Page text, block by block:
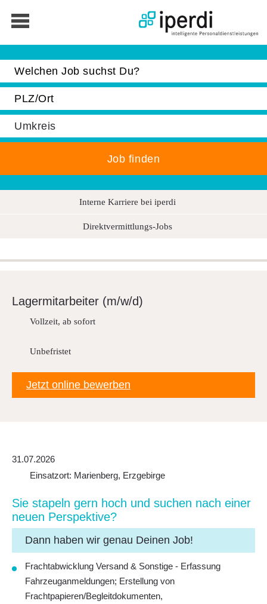
Interne Karriere bei iperdi
Direktvermittlungs-Jobs
Lager­mit­ar­beiter (m/w/d)
Vollzeit, ab sofort
Unbefristet
Jetzt online bewerben
31.07.2026
Einsatzort: Marienberg, Erzgebirge
Sie stapeln gern hoch und suchen nach einer
neuen Perspek­tive?
Dann haben wir genau Deinen Job!
Frachtabwicklung Versand & Sonstige - Erfassung
Fahrzeuganmeldungen; Erstellung von
Frachtpapieren/Begleitdokumenten,
Jobbörse
Bewerber
Über iperdi
AGB
Sitemap